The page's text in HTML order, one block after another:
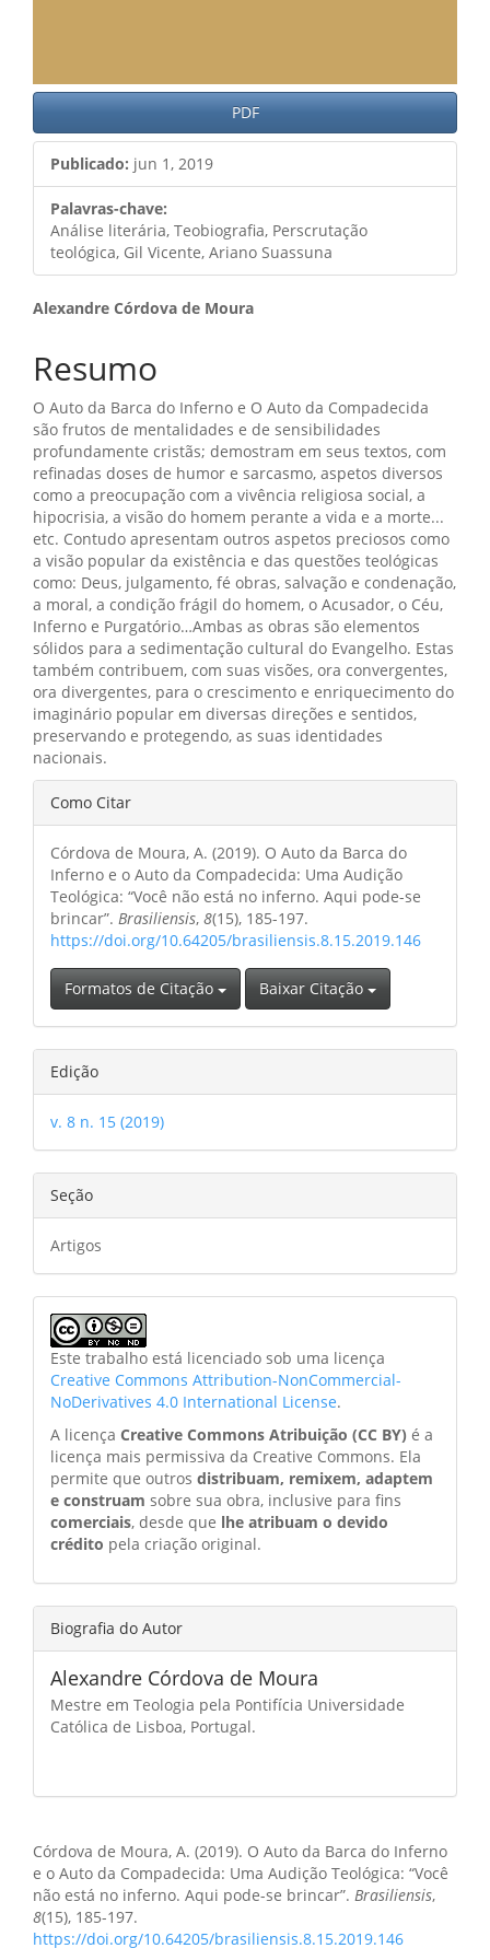
PDF
Publicado: jun 1, 2019
Palavras-chave:
Análise literária, Teobiografia, Perscrutação
teológica, Gil Vicente, Ariano Suassuna
Conteúdo
do
artigo
principal
Alexandre Córdova de Moura
Resumo
O Auto da Barca do Inferno e O Auto da Compadecida
são frutos de mentalidades e de sensibilidades
profundamente cristãs; demostram em seus textos, com
refinadas doses de humor e sarcasmo, aspetos diversos
como a preocupação com a vivência religiosa social, a
hipocrisia, a visão do homem perante a vida e a morte...
etc. Contudo apresentam outros aspetos preciosos como
a visão popular da existência e das questões teológicas
como: Deus, julgamento, fé obras, salvação e condenação,
a moral, a condição frágil do homem, o Acusador, o Céu,
Inferno e Purgatório…Ambas as obras são elementos
sólidos para a sedimentação cultural do Evangelho. Estas
também contribuem, com suas visões, ora convergentes,
ora divergentes, para o crescimento e enriquecimento do
imaginário popular em diversas direções e sentidos,
preservando e protegendo, as suas identidades
nacionais.
Detalhes
do
artigo
Como Citar
Córdova de Moura, A. (2019). O Auto da Barca do
Inferno e o Auto da Compadecida: Uma Audição
Teológica: “Você não está no inferno. Aqui pode-se
brincar”. Brasiliensis, 8(15), 185-197.
https://doi.org/10.64205/brasiliensis.8.15.2019.146
Formatos de Citação Baixar Citação
Edição
v. 8 n. 15 (2019)
Seção
Artigos
Este trabalho está licenciado sob uma licença
Creative Commons Attribution-NonCommercial-
NoDerivatives 4.0 International License.
A licença Creative Commons Atribuição (CC BY) é a
licença mais permissiva da Creative Commons. Ela
permite que outros distribuam, remixem, adaptem
e construam sobre sua obra, inclusive para fins
comerciais, desde que lhe atribuam o devido
crédito pela criação original.
Biografia do Autor
Alexandre Córdova de Moura
Mestre em Teologia pela Pontifícia Universidade
Católica de Lisboa, Portugal.
Córdova de Moura, A. (2019). O Auto da Barca do Inferno
e o Auto da Compadecida: Uma Audição Teológica: “Você
não está no inferno. Aqui pode-se brincar”. Brasiliensis,
8(15), 185-197.
https://doi.org/10.64205/brasiliensis.8.15.2019.146